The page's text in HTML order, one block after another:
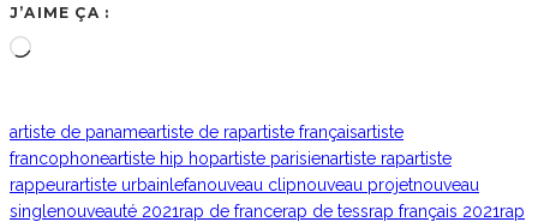
J’AIME ÇA :
Chargement…
artiste de panameartiste de rapartiste françaisartiste
francophoneartiste hip hopartiste parisienartiste rapartiste
rappeurartiste urbain lefanouveau clipnouveau projetnouveau
singlenouveauté 2021rap de francerap de tessrap français 2021rap